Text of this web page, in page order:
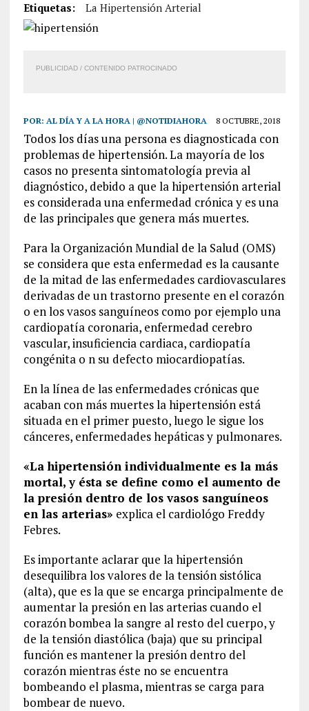
Etiquetas: La Hipertensión Arterial
PUBLICIDAD / CONTENIDO PATROCINADO
POR: AL DÍA Y A LA HORA | @NOTIDIAHORA 8 OCTUBRE, 2018
Todos los días una persona es diagnosticada con
problemas de hipertensión. La mayoría de los
casos no presenta sintomatología previa al
diagnóstico, debido a que la hipertensión arterial
es considerada una enfermedad crónica y es una
de las principales que genera más muertes.
Para la Organización Mundial de la Salud (OMS)
se considera que esta enfermedad es la causante
de la mitad de las enfermedades cardiovasculares
derivadas de un trastorno presente en el corazón
o en los vasos sanguíneos como por ejemplo una
cardiopatía coronaria, enfermedad cerebro
vascular, insuficiencia cardiaca, cardiopatía
congénita o n su defecto miocardiopatías.
En la línea de las enfermedades crónicas que
acaban con más muertes la hipertensión está
situada en el primer puesto, luego le sigue los
cánceres, enfermedades hepáticas y pulmonares.
«La hipertensión individualmente es la más
mortal, y ésta se define como el aumento de
la presión dentro de los vasos sanguíneos
en las arterias» explica el cardiológo Freddy
Febres.
Es importante aclarar que la hipertensión
desequilibra los valores de la tensión sistólica
(alta), que es la que se encarga principalmente de
aumentar la presión en las arterias cuando el
corazón bombea la sangre al resto del cuerpo, y
de la tensión diastólica (baja) que su principal
función es mantener la presión dentro del
corazón mientras éste no se encuentra
bombeando el plasma, mientras se carga para
bombear de nuevo.